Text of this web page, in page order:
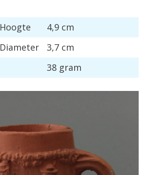
Hoogte
4,9 cm
Diameter
3,7 cm
38 gram